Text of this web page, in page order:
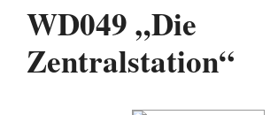
WD049 „Die
Zentralstation“